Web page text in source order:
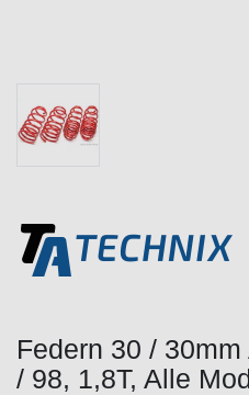
Federn 30 /
/ 98, 1,8T, Alle